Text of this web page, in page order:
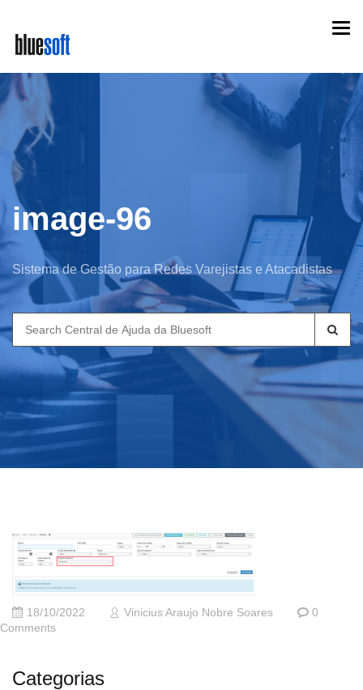
main
content
image-96
Sistema de Gestão para Redes Varejistas e Atacadistas
Search
for:
18/10/2022 Vinicius Araujo Nobre Soares
0
Comments
Categorias